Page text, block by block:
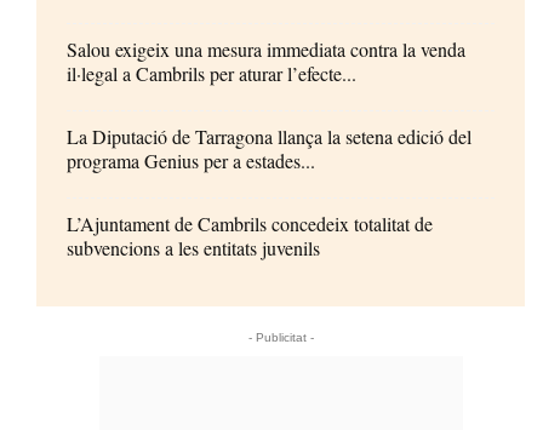
Salou exigeix una mesura immediata contra la venda
il·legal a Cambrils per aturar l’efecte...
La Diputació de Tarragona llança la setena edició del
programa Genius per a estades...
L’Ajuntament de Cambrils concedeix totalitat de
subvencions a les entitats juvenils
- Publicitat -